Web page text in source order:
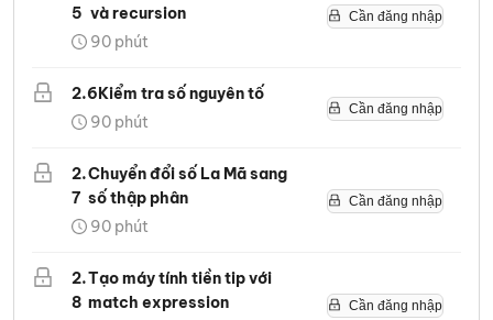
5 và recursion
90 phút
Cần đăng nhập
2.6Kiểm tra số nguyên tố
90 phút
Cần đăng nhập
2.
7
Chuyển đổi số La Mã sang
số thập phân
90 phút
Cần đăng nhập
2.
8
Tạo máy tính tiền tip với
match expression
Cần đăng nhập